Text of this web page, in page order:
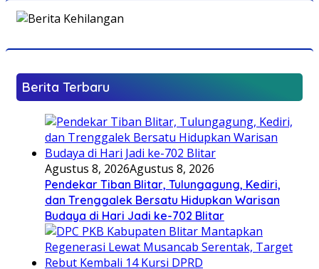
Berita Terbaru
Agustus 8, 2026Agustus 8, 2026
Pendekar Tiban Blitar, Tulungagung, Kediri,
dan Trenggalek Bersatu Hidupkan Warisan
Budaya di Hari Jadi ke-702 Blitar